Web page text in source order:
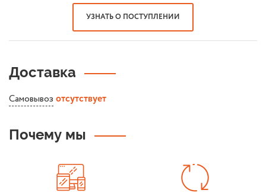
УЗНАТЬ О ПОСТУПЛЕНИИ
Доставка
Самовывоз отсутствует
Почему мы